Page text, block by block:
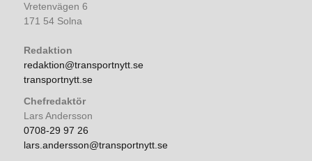
Vretenvägen 6
171 54 Solna
Redaktion
redaktion@transportnytt.se
transportnytt.se
Chefredaktör
Lars Andersson
0708-29 97 26
lars.andersson@transportnytt.se